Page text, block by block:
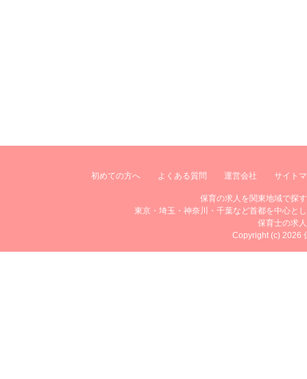
初めての方へ よくある質問 運営会社 サイト
保育の求人を関東地域で探
東京・埼玉・神奈川・千葉など首都を中心と
保育士の求
Copyright (c) 2026